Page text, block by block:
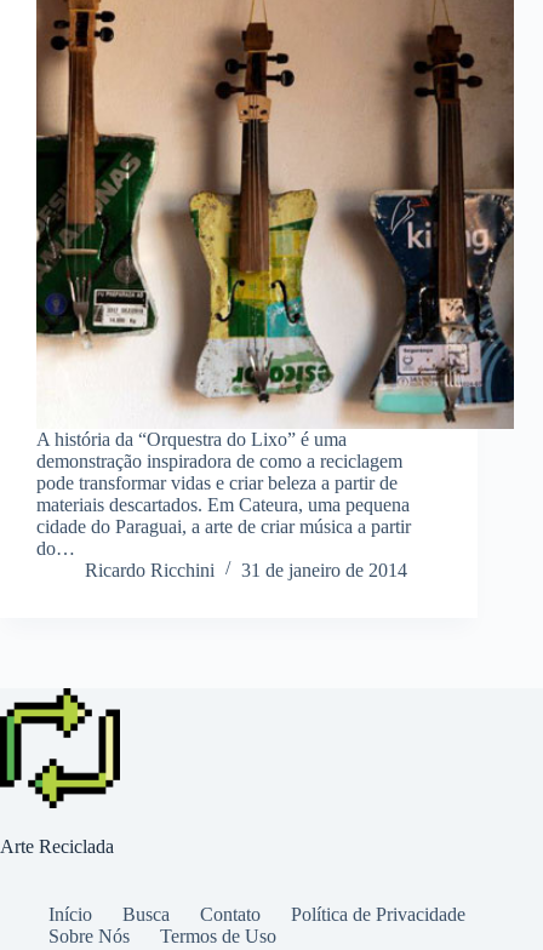
A história da “Orquestra do Lixo” é uma
demonstração inspiradora de como a reciclagem
pode transformar vidas e criar beleza a partir de
materiais descartados. Em Cateura, uma pequena
cidade do Paraguai, a arte de criar música a partir
do…
Ricardo Ricchini
31 de janeiro de 2014
Arte Reciclada
Início Busca Contato
Política de Privacidade
Sobre Nós
Termos de Uso